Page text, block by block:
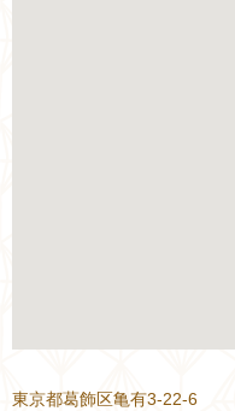
東京都葛飾区亀有3-22-6